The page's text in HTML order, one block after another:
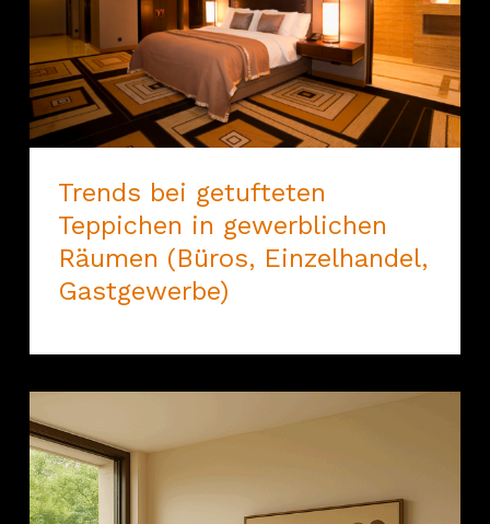
Trends bei getufteten
Teppichen in gewerblichen
Räumen (Büros, Einzelhandel,
Gastgewerbe)